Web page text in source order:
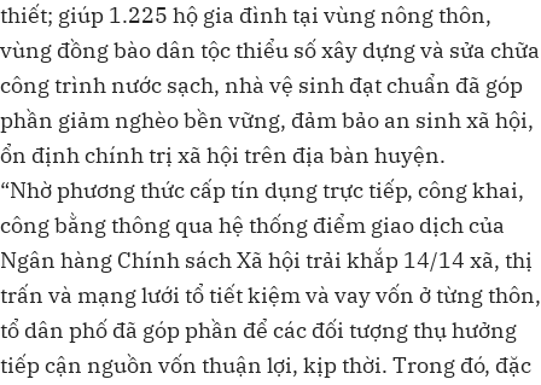
thiết; giúp 1.225 hộ gia đình tại vùng nông thôn,
vùng đồng bào dân tộc thiểu số xây dựng và sửa chữa
công trình nước sạch, nhà vệ sinh đạt chuẩn đã góp
phần giảm nghèo bền vững, đảm bảo an sinh xã hội,
ổn định chính trị xã hội trên địa bàn huyện.
“Nhờ phương thức cấp tín dụng trực tiếp, công khai,
công bằng thông qua hệ thống điểm giao dịch của
Ngân hàng Chính sách Xã hội trải khắp 14/14 xã, thị
trấn và mạng lưới tổ tiết kiệm và vay vốn ở từng thôn,
tổ dân phố đã góp phần để các đối tượng thụ hưởng
tiếp cận nguồn vốn thuận lợi, kịp thời. Trong đó, đặc